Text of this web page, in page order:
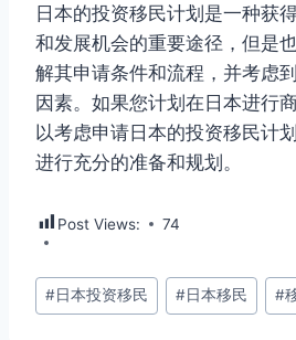
日本的投资移民计划是一种获
和发展机会的重要途径，但是
解其申请条件和流程，并考虑
因素。如果您计划在日本进行
以考虑申请日本的投资移民计
进行充分的准备和规划。
Post Views: 74
文
章
#日本投资移民 #日本移民 #